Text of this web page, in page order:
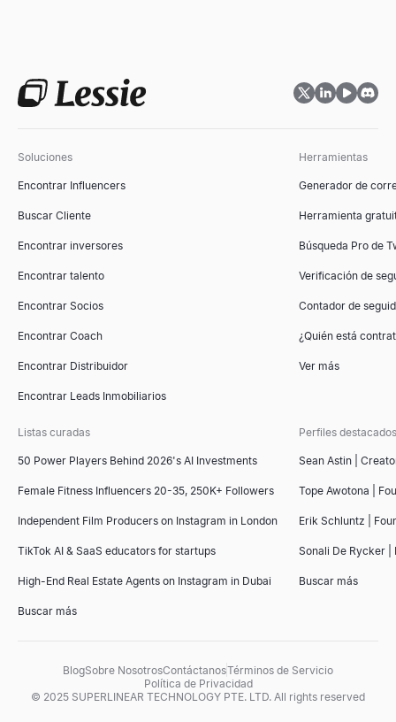
Soluciones
Encontrar Influencers
Buscar Cliente
Encontrar inversores
Encontrar talento
Encontrar Socios
Encontrar Coach
Encontrar Distribuidor
Encontrar Leads Inmobiliarios
Herramientas
Generador de
Herramienta
Búsqueda Pro de
Verificación de
Contador de
¿Quién está
Ver más
Listas curadas
50 Power Players Behind 2026's AI Investments
Female Fitness Influencers 20-35, 250K+ Followers
Independent Film Producers on Instagram in London
TikTok AI & SaaS educators for startups
High-End Real Estate Agents on Instagram in Dubai
Buscar más
Perfiles destacados
Sean Astin |
Tope Awotona |
Erik Schluntz |
Sonali De Rycker |
Buscar más
BlogSobre NosotrosContáctanosTérminos de Servicio
Política de Privacidad
© 2025 SUPERLINEAR TECHNOLOGY PTE. LTD. All rights reserved